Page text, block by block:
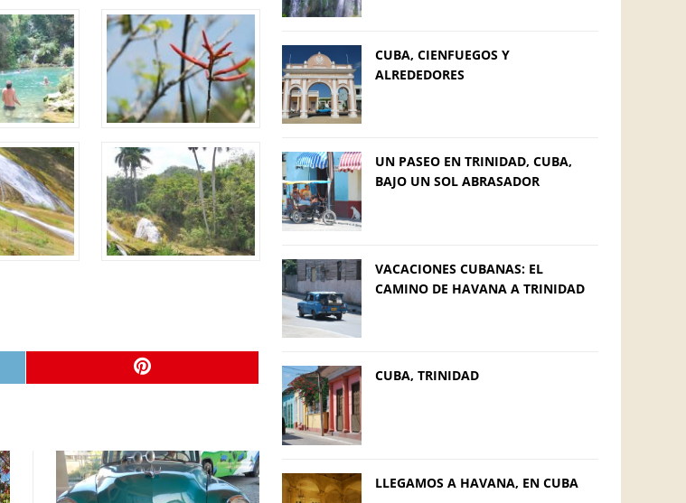
CUBA, CIENFUEGOS Y
ALREDEDORES
UN PASEO EN TRINIDAD, CUBA,
BAJO UN SOL ABRASADOR
VACACIONES CUBANAS: EL
CAMINO DE HAVANA A TRINIDAD
CUBA, TRINIDAD
LLEGAMOS A HAVANA, EN CUBA